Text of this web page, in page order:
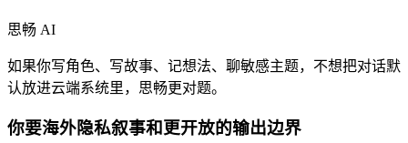
思畅 AI
如果你写角色、写故事、记想法、聊敏感主题，不想把对话默
认放进云端系统里，思畅更对题。
你要海外隐私叙事和更开放的输出边界